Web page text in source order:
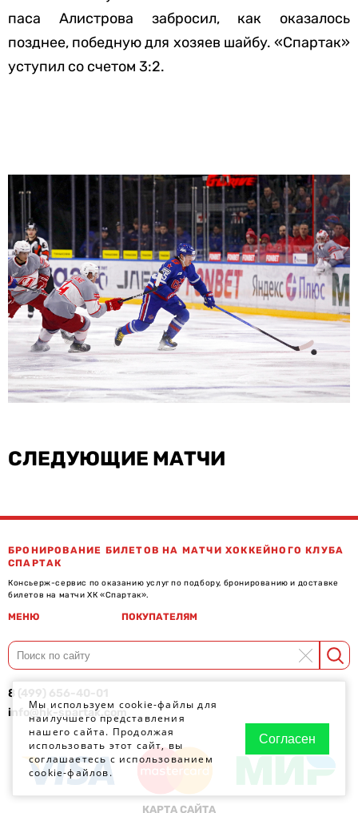
Мы используем cookie-файлы для
наилучшего представления
нашего сайта. Продолжая
использовать этот сайт, вы
соглашаетесь с использованием
cookie-файлов.
Согласен
паса Алистрова забросил, как оказалось
позднее, победную для хозяев шайбу. «Спартак»
уступил со счетом 3:2.
СЛЕДУЮЩИЕ МАТЧИ
БРОНИРОВАНИЕ БИЛЕТОВ НА МАТЧИ ХОККЕЙНОГО КЛУБА
СПАРТАК
Консьерж-сервис по оказанию услуг по подбору, бронированию и доставке
билетов на матчи ХК «Спартак».
МЕНЮ ПОКУПАТЕЛЯМ
8 (499) 656-40-01
info@hk-spartak.com
КАРТА САЙТА